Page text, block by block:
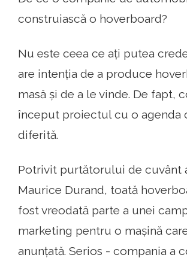
construiască o hoverboard?
Nu este ceea ce ați putea
are intenția de a produce
masă și de a le vinde. De fapt,
început proiectul cu o agenda
diferită.
Potrivit purtătorului de cuvânt
Maurice Durand, toată
fost vreodată parte a unei
marketing pentru o mașină
anunțată. Serios - compania a